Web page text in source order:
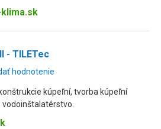
- TILETec
hodnotenie
kúpeľní, tvorba kúpeľní